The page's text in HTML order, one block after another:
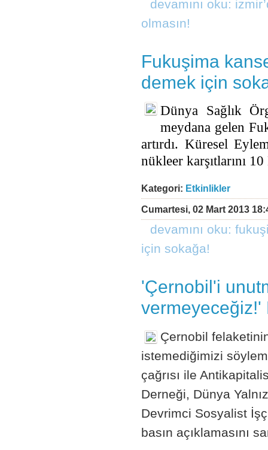
devamını oku:
olmasın!
Fukuşima
demek için
Dünya Sağlık
meydana gelen
artırdı. Küresel
nükleer karşıtlarını
Kategori: Etkinlikler
Cumartesi, 02 Mart 2013
devamını oku:
için sokağa!
'Çernobil'i
vermeyeceğiz!'
Çernobil
istemediğimizi
çağrısı ile
Derneği, Dünya
Devrimci Sosyalist
basın açıklamasını